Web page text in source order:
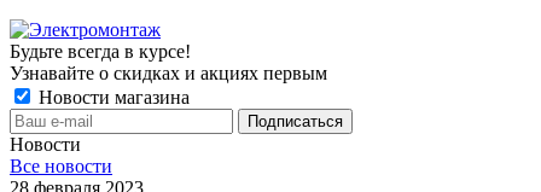
Будьте всегда в курсе!
Узнавайте о скидках и акциях первым
Новости магазина
Новости
Все новости
28 февраля 2023